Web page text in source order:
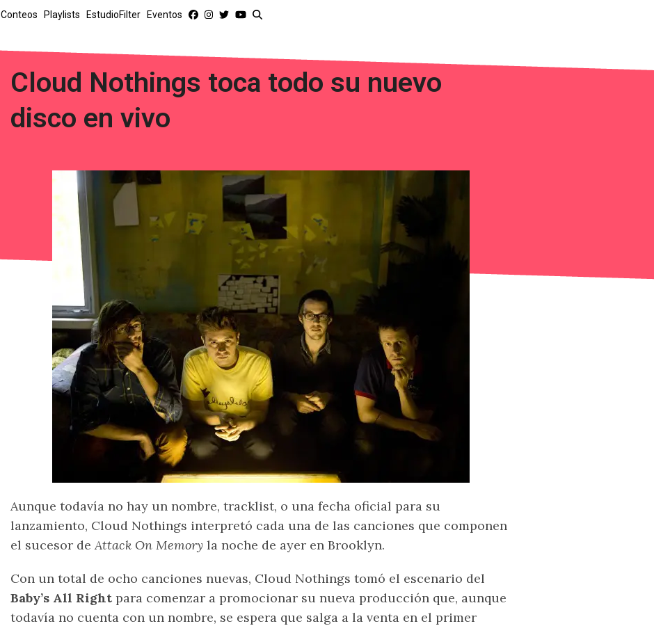
Conteos Playlists EstudioFilter Eventos
Cloud Nothings toca todo su nuevo
disco en vivo
Aunque todavía no hay un nombre, tracklist, o una fecha oficial para su
lanzamiento, Cloud Nothings interpretó cada una de las canciones que componen
el sucesor deAttack On Memory la noche de ayer en Brooklyn.
Con un total de ocho canciones nuevas, Cloud Nothings tomó el escenario del
Baby’s All Right para comenzar a promocionar su nueva producción que, aunque
todavía no cuenta con un nombre, se espera que salga a la venta en el primer